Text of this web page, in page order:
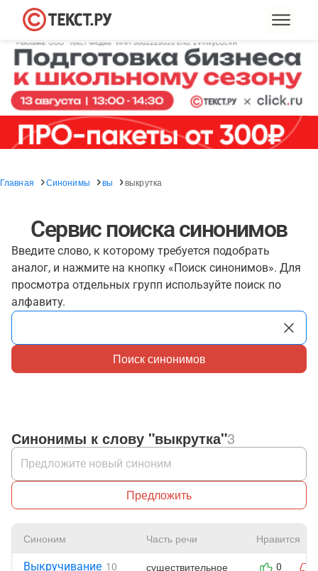
Главная Синонимы вы выкрутка
Сервис поиска синонимов
Введите слово, к которому требуется подобрать
аналог, и нажмите на кнопку «Поиск синонимов». Для
просмотра отдельных групп используйте поиск по
алфавиту.
Поиск синонимов
Синонимы к слову "выкрутка"3
Предложить
Синоним Часть речи Нравится
Выкручивание 10 существительное 0